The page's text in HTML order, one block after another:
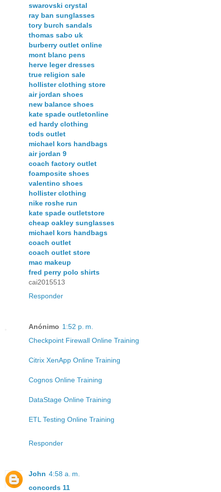
swarovski crystal
ray ban sunglasses
tory burch sandals
thomas sabo uk
burberry outlet online
mont blanc pens
herve leger dresses
true religion sale
hollister clothing store
air jordan shoes
new balance shoes
kate spade outletonline
ed hardy clothing
tods outlet
michael kors handbags
air jordan 9
coach factory outlet
foamposite shoes
valentino shoes
hollister clothing
nike roshe run
kate spade outletstore
cheap oakley sunglasses
michael kors handbags
coach outlet
coach outlet store
mac makeup
fred perry polo shirts
cai2015513
Responder
Anónimo 1:52 p. m.
Checkpoint Firewall Online Training
Citrix XenApp Online Training
Cognos Online Training
DataStage Online Training
ETL Testing Online Training
Responder
John 4:58 a. m.
concords 11